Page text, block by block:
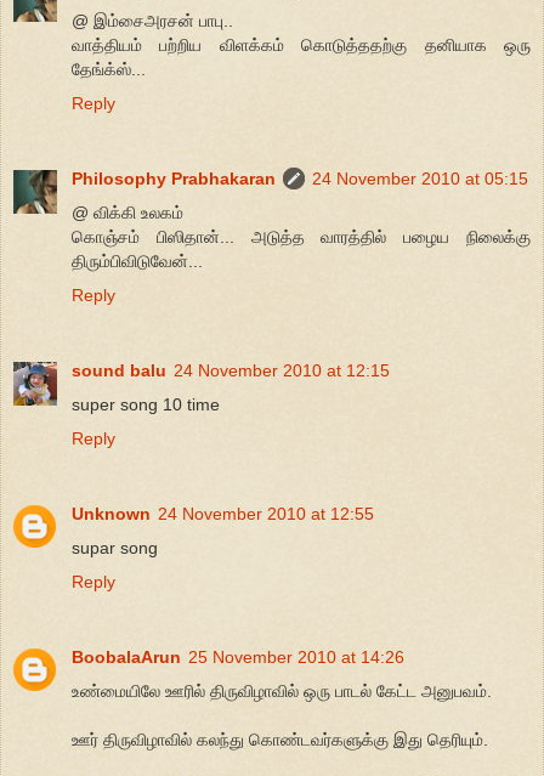
@ இம்சைஅரசன் பாபு..
வாத்தியம் பற்றிய விளக்கம் கொடுத்ததற்கு தனியாக ஒரு
தேங்க்ஸ்...
Reply
Philosophy Prabhakaran
24 November 2010 at 05:15
@ விக்கி உலகம்
கொஞ்சம் பிஸிதான்... அடுத்த வாரத்தில் பழைய நிலைக்கு
திரும்பிவிடுவேன்...
Reply
sound balu 24 November 2010 at 12:15
super song 10 time
Reply
Unknown 24 November 2010 at 12:55
supar song
Reply
BoobalaArun 25 November 2010 at 14:26
உண்மையிலே ஊரில் திருவிழாவில் ஒரு பாடல் கேட்ட அனுபவம்.
ஊர் திருவிழாவில் கலந்து கொண்டவர்களுக்கு இது தெரியும்.